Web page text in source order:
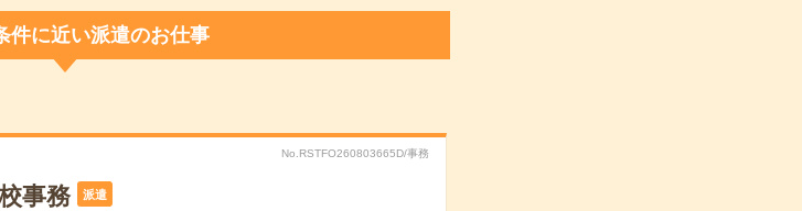
件に近い派遣のお仕事
No.RSTFO260803665D/事務
事務 派遣